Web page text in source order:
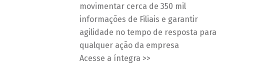
movimentar cerca de 350 mil
informações de Filiais e garantir
agilidade no tempo de resposta para
qualquer ação da empresa
Acesse a íntegra >>